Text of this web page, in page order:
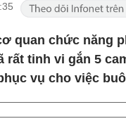
quan chức năng
rất tinh vi gắn 5
vụ cho việc